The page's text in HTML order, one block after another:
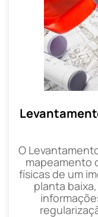
O
mapeamento
físicas de um
planta